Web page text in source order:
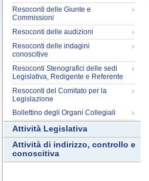
Resoconti delle Giunte e
Commissioni
Resoconti delle audizioni
Resoconti delle indagini
conoscitive
Resoconti Stenografici delle sedi
Legislativa, Redigente e Referente
Resoconti del Comitato per la
Legislazione
Bollettino degli Organi Collegiali
Attività Legislativa
Attività di indirizzo, controllo e
conoscitiva